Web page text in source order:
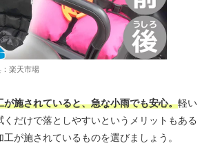
：楽天市場
が施されていると、急な小雨でも安心。軽い
だけで落としやすいというメリットもある
が施されているものを選びましょう。